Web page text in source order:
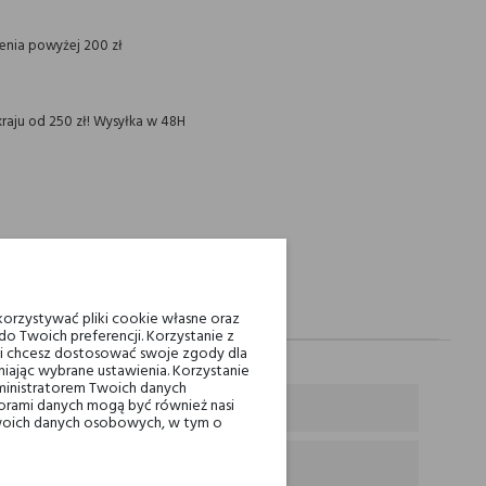
powyżej 200 zł
od 250 zł! Wysyłka w 48H
pliki cookie własne oraz
Twoich preferencji. Korzystanie z
dostosować swoje zgody dla
wybrane ustawienia. Korzystanie
Twoich danych
danych mogą być również nasi
danych osobowych, w tym o